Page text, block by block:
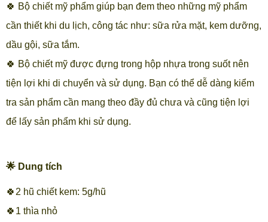
🍀 Bộ chiết mỹ phẩm giúp bạn đem theo những mỹ phẩm
cần thiết khi du lịch, công tác như: sữa rửa mặt, kem dưỡng,
dầu gội, sữa tắm.
🍀 Bộ chiết mỹ được đựng trong hộp nhựa trong suốt nên
tiện lợi khi di chuyển và sử dụng. Bạn có thể dễ dàng kiểm
tra sản phẩm cần mang theo đầy đủ chưa và cũng tiện lợi
để lấy sản phẩm khi sử dụng.
🌟 Dung tích
🍀2 hũ chiết kem: 5g/hũ
🍀1 thìa nhỏ